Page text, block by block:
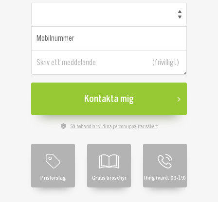
Mobilnummer
Skriv ett meddelande
Kontakta mig
Så behandlar vi dina personuppgifter säkert
Prisförslag Gratis broschyr Ring (vard. 09-19)